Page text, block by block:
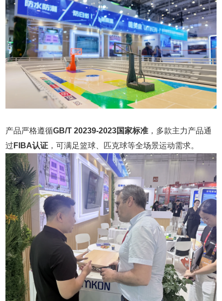
产品严格遵循GB/T 20239-2023国家标准 ，多款主力产品通
过 FIBA认证 ，可满足篮球、匹克球等全场景运动需求。